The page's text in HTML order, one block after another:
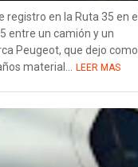
registro en la Ruta 35 en el
entre un camión y un
Peugeot, que dejo como
material... LEER MAS